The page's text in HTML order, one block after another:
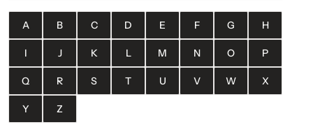
A B C D E F G H
I J K L M N O P
Q R S T U V W X
Y Z